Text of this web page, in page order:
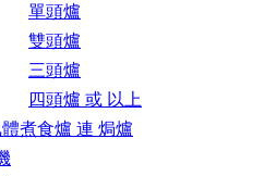
單頭爐
雙頭爐
三頭爐
四頭爐 或 以上
煮食爐 連 焗爐